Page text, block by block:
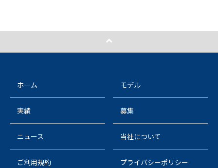
ホーム モデル
実績 募集
ニュース 当社について
ご利用規約 プライバシーポリシー